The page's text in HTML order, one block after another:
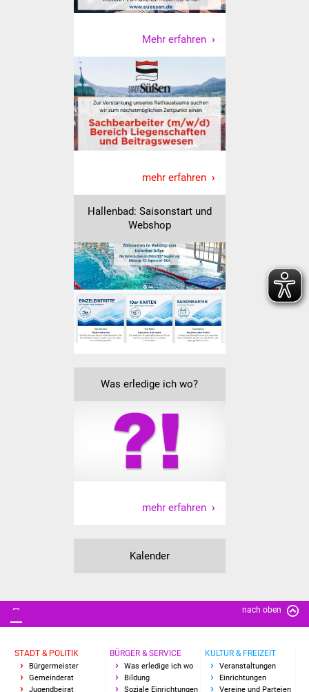
Abfall und Entsorgung
Kultur & Freizeit
Veranstaltungen
Stadtfest
Ostermarkt
Einrichtungen
Hallenbad
Stadtbücherei
Stadtarchiv
Zehntscheuer
Bürgerhaus
Selbsteintrag Vereine
Beirat Süßener Vereine
Erlebnisregion
Industriekultur
Lebenslagen
Mehr erfahren
mehr erfahren
Hallenbad: Saisonstart und
Webshop
Was erledige ich wo?
mehr erfahren
Kalender
nach oben
STADT & POLITIK
Bürgermeister
Gemeinderat
Jugendbeirat
BÜRGER & SERVICE
Was erledige ich wo
Bildung
Soziale Einrichtungen
KULTUR & FREIZEIT
Veranstaltungen
Einrichtungen
Vereine und Parteien